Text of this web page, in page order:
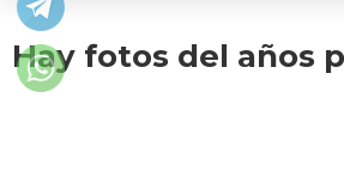
Hay fotos del años